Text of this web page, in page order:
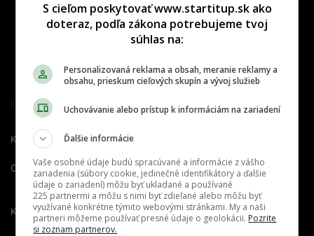
Člen združenia IAB Slovakia
Kontakt Inzercia
O nás Redakcia
Nahlásiť
chybu
Kariéra
S cieľom poskytovať www.startitup.sk ako
doteraz, podľa zákona potrebujeme tvoj
súhlas na:
Personalizovaná reklama a obsah, meranie reklamy a
obsahu, prieskum cieľových skupín a vývoj služieb
Uchovávanie alebo prístup k informáciám na zariadení
Ďalšie informácie
Vaše osobné údaje budú spracúvané a informácie z vášho
zariadenia (súbory cookie, jedinečné identifikátory a ďalšie
údaje o zariadení) môžu byť ukladané a používané
225 partnermi a môžu s nimi byť zdieľané alebo môžu byť
využívané konkrétne týmito webovými stránkami. My a naši
partneri môžeme používať presné údaje o geolokácii. Pozrite
si zoznam partnerov.